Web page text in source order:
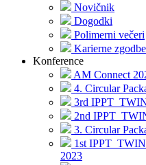
Novičnik
Dogodki
Polimerni večeri
Karierne
Konference
AM Connect
4. Circular
3rd
2nd
3. Circular
1st
2023